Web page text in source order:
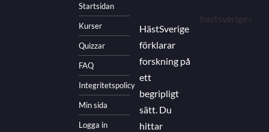
Startsidan
Kurser
Quizzar
FAQ
Integritetspolicy
Min sida
Logga in
HästSverige
förklarar
forskning på
ett
begripligt
sätt. Du
hittar
hastsverige.se